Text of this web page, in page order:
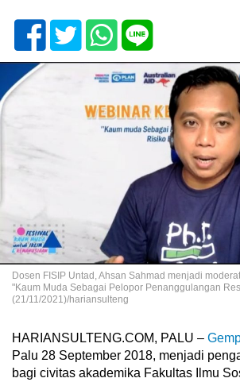
Dosen FISIP Untad, Ahsan Sahmad menjadi
"Kaum Muda Sebagai Pelopor Penanggulangan
(21/11/2021)/hariansulteng
HARIANSULTENG.COM, PALU –
Palu 28 September 2018, menjadi
bagi civitas akademika Fakultas Ilmu